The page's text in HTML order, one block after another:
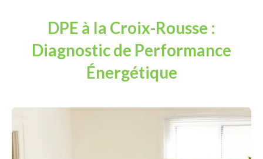
DPE à la Croix-Rousse :
Diagnostic de Performance
Énergétique